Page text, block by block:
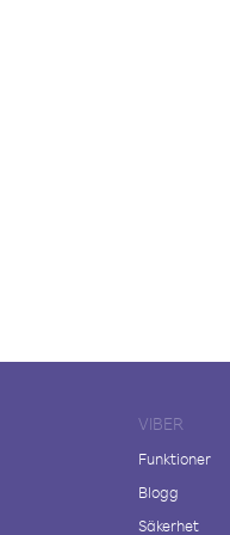
VIBER
Funktioner
Blogg
Säkerhet